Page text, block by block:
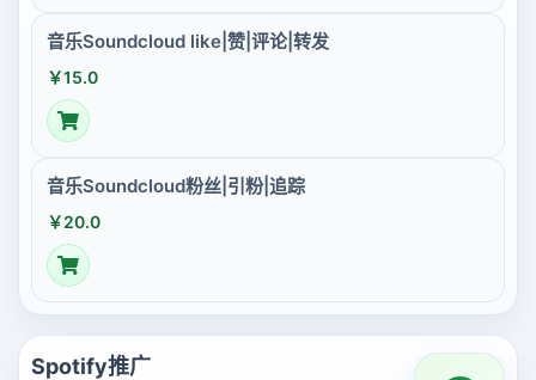
音乐Soundcloud like|赞|评论|转发
￥15.0
音乐Soundcloud粉丝|引粉|追踪
￥20.0
Spotify推广